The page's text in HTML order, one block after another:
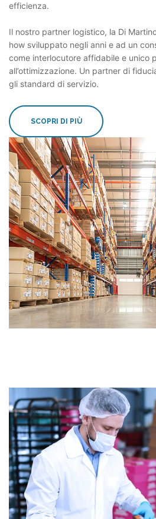
efficienza.
Il nostro partner logistico, la Di
how sviluppato negli anni e ad un
come interlocutore affidabile e unico
all’ottimizzazione. Un partner di
gli standard di servizio.
SCOPRI DI PIÙ